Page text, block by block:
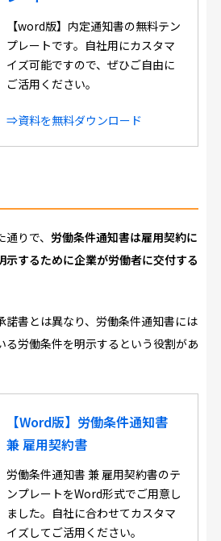
【word版】内定通知書の無料テン
プレートです。自社用にカスタマ
イズ可能ですので、ぜひご自由に
ご活用ください。
⇒資料を無料ダウンロード
りで、 労働条件通知書は雇用契約に
示するために企業が労働者に交付する
諾書とは異なり、労働条件通知書には
る労働条件を明示するという役割があ
【Word版】労働条件通知書
兼 雇用契約書
労働条件通知書 兼 雇用契約書のテ
ンプレートをWord形式でご用意し
ました。自社に合わせてカスタマ
イズしてご活用ください。